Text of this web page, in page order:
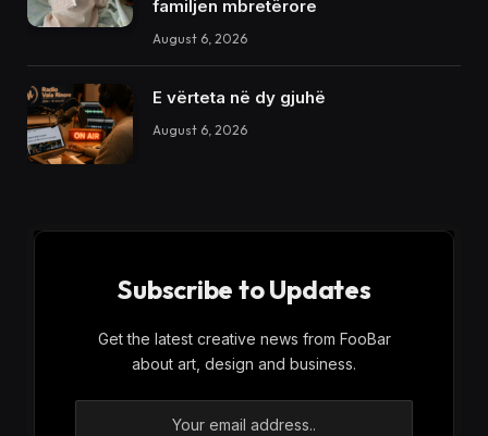
familjen mbretërore
August 6, 2026
E vërteta në dy gjuhë
August 6, 2026
Subscribe to Updates
Get the latest creative news from FooBar
about art, design and business.